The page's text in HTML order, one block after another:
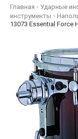
Главная Ударные
инструменты
13073 Essential